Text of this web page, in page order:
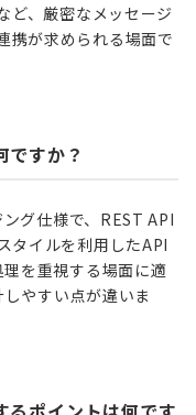
ど、厳密なメッセージ
携が求められる場面で
ですか？
グ仕様で、REST API
タイルを利用したAPI
を重視する場面に適
やすい点が違いま